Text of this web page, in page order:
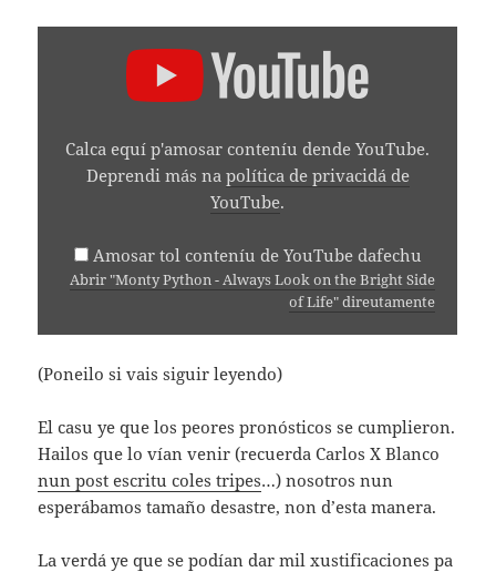
BRIGHT
DENDE
YOUTUBE
Calca equí p'amosar conteníu dende YouTube.
Deprendi más na política de privacidá de
YouTube.
Amosar tol conteníu de YouTube dafechu
Abrir "Monty Python - Always Look on the Bright Side
of Life" direutamente
(Poneilo si vais siguir leyendo)
El casu ye que los peores pronósticos se cumplieron.
Hailos que lo vían venir (recuerda Carlos X Blanco
nun post escritu coles tripes…) nosotros nun
esperábamos tamaño desastre, non d’esta manera.
La verdá ye que se podían dar mil xustificaciones pa